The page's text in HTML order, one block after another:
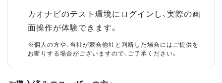
カオナビのテスト環境にログインし、実際の画
面操作が体験できます。
※個人の方や、当社が競合他社と判断した場合にはご提供を
お断りする場合がございますので、ご了承ください。